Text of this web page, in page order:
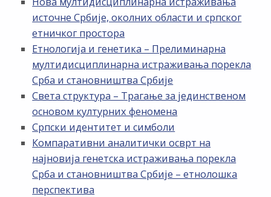
источне Србије, околних области и српског
етничког простора
Етнологија и генетика – Прелиминарна
мултидисциплинарна истраживања порекла
Срба и становништва Србије
Света структура – Трагање за јединственом
основом културних феномена
Српски идентитет и симболи
Компаративни аналитички осврт на
најновија генетска истраживања порекла
Срба и становништва Србије – етнолошка
перспектива